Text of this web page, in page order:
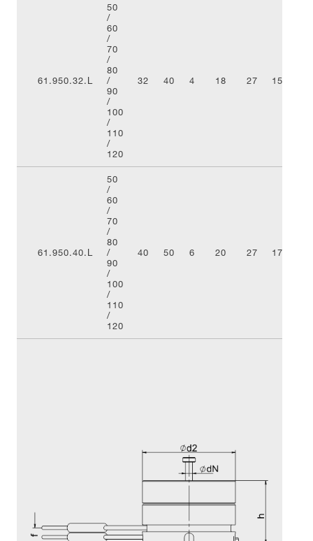
61.950.32.L
50
/
60
/
70
/
80
/
90
/
100
/
110
/
120
32 40 4 18 27 15
61.950.40.L
50
/
60
/
70
/
80
/
90
/
100
/
110
/
120
40 50 6 20 27 17,5